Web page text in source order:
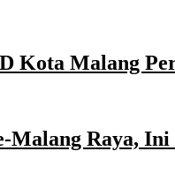
Kota Malang
Malang Raya,